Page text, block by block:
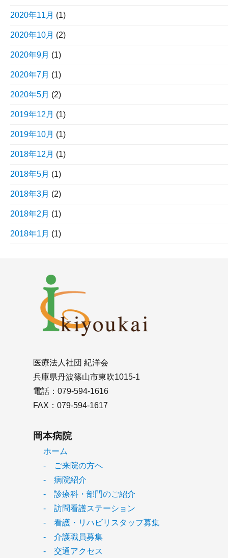
2020年11月 (1)
2020年10月 (2)
2020年9月 (1)
2020年7月 (1)
2020年5月 (2)
2019年12月 (1)
2019年10月 (1)
2018年12月 (1)
2018年5月 (1)
2018年3月 (2)
2018年2月 (1)
2018年1月 (1)
医療法人社団 紀洋会
兵庫県丹波篠山市東吹1015-1
電話：079-594-1616
FAX：079-594-1617
岡本病院
ホーム
- ご来院の方へ
- 病院紹介
- 診療科・部門のご紹介
- 訪問看護ステーション
- 看護・リハビリスタッフ募集
- 介護職員募集
- 交通アクセス